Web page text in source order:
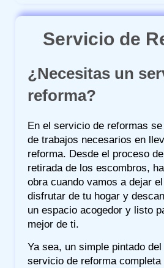
Servicio de
¿Necesitas un
reforma?
En el servicio de reformas
de trabajos necesarios en
reforma. Desde el proceso
retirada de los escombros,
obra cuando vamos a dejar
disfrutar de tu hogar y
un espacio acogedor y listo
mejor de ti.
Ya sea, un simple pintado
servicio de reforma